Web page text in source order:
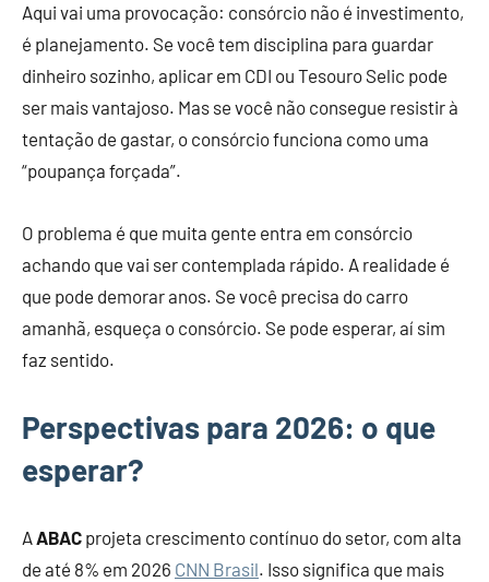
Aqui vai uma provocação: consórcio não é investimento,
é planejamento. Se você tem disciplina para guardar
dinheiro sozinho, aplicar em CDI ou Tesouro Selic pode
ser mais vantajoso. Mas se você não consegue resistir à
tentação de gastar, o consórcio funciona como uma
“poupança forçada”.
O problema é que muita gente entra em consórcio
achando que vai ser contemplada rápido. A realidade é
que pode demorar anos. Se você precisa do carro
amanhã, esqueça o consórcio. Se pode esperar, aí sim
faz sentido.
Perspectivas para 2026: o que
esperar?
AABAC projeta crescimento contínuo do setor, com alta
de até 8% em 2026 CNN Brasil. Isso significa que mais